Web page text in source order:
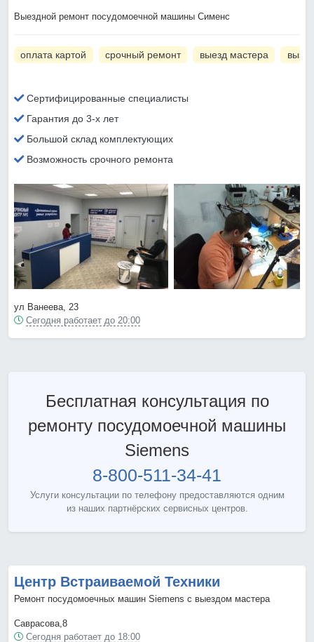
Выездной ремонт посудомоечной машины Сименс
оплата картой срочный ремонт выезд мастера
Сертифицированные специалисты
Гарантия до 3-х лет
Большой склад комплектующих
Возможность срочного ремонта
ул Ванеева, 23
Сегодня работает до 20:00
Бесплатная консультация по
ремонту посудомоечной машины
Siemens
8-800-511-34-41
Услуги консультации по телефону предоставляются одним
из наших партнёрских сервисных центров.
Центр Встраиваемой Техники
Ремонт посудомоечных машин Siemens с выездом мастера
Саврасова,8
Сегодня работает до 18:00